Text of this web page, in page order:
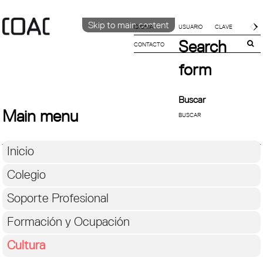
Skip to main content
IDIOMA
CATALÀ
CONTACTO
Search
form
Buscar
Main menu
Inicio
Colegio
Soporte Profesional
Formación y Ocupación
Cultura